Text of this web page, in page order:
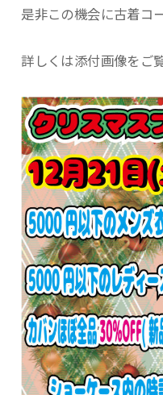
是非この機会に古着コ
詳しくは添付画像をご